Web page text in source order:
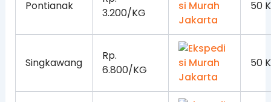
Pontianak
3.200/KG
50
Singkawang
Rp.
6.800/KG
50